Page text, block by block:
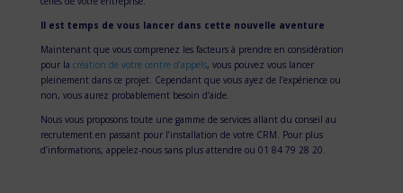
Il est temps de vous lancer dans cette nouvelle aventure
Maintenant que vous comprenez les facteurs à prendre en considération
pour la création de votre centre d’appels, vous pouvez vous lancer
pleinement dans ce projet. Cependant que vous ayez de l’expérience ou
non, vous aurez probablement besoin d’aide.
Nous vous proposons toute une gamme de services allant du conseil au
recrutement en passant pour l’installation de votre CRM. Pour plus
d’informations, appelez-nous sans plus attendre ou 01 84 79 28 20.